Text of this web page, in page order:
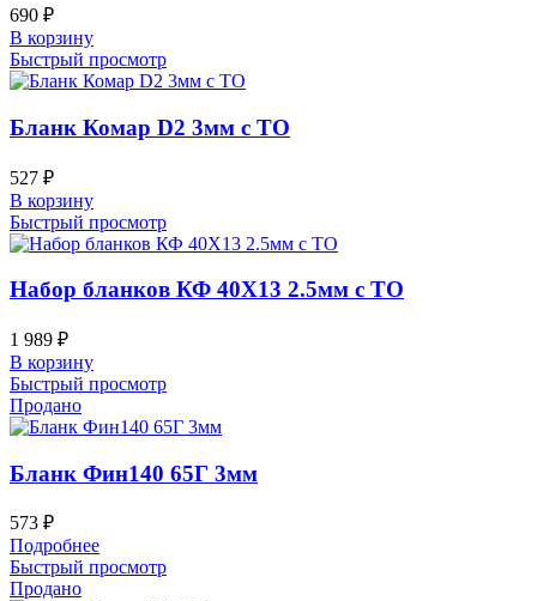
690 ₽
В корзину
Быстрый просмотр
Бланк Комар D2 3мм с ТО
527 ₽
В корзину
Быстрый просмотр
Набор бланков КФ 40Х13 2.5мм с ТО
1 989 ₽
В корзину
Быстрый просмотр
Продано
Бланк Фин140 65Г 3мм
573 ₽
Подробнее
Быстрый просмотр
Продано